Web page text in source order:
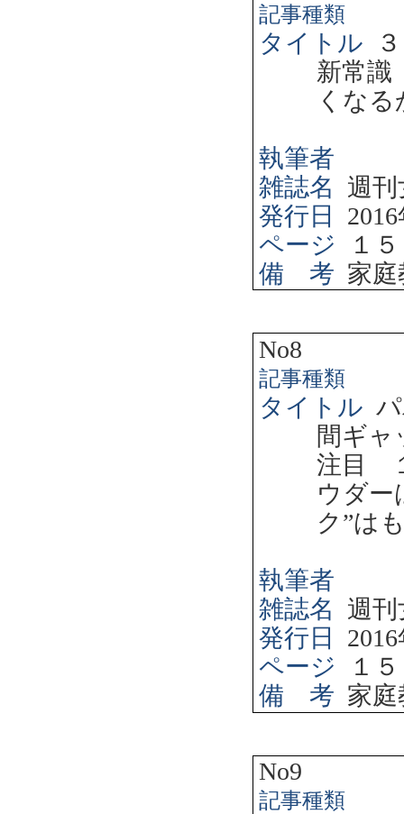
記事種類
タイトル
新常
くな
執筆者
雑誌名
週刊
発行日
2016
ページ
１
備 考 家
No8
記事種類
タイトル
間ギ
注目
ウダ
ク”は
執筆者
雑誌名
週刊
発行日
2016
ページ
１
備 考 家
No9
記事種類